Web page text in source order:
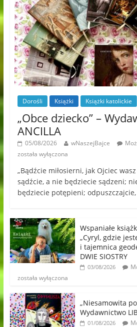
Dorośli Książki Książki katolickie
„Obce dziecko” –
ANCILLA
05/08/2026 wNaszejBajce
została wyłączona
„Bądźcie miłosierni, jak Ojciec
sądźcie, a nie będziecie sądzeni;
będziecie potępieni; odpuszczajcie,
Wspaniałe
„Cyryl, gdzie
i tajemnica
DWIE SIOSTRY
03/08/2026
została wyłączona
„Niesamowita
Wydawnictwo
01/08/2026